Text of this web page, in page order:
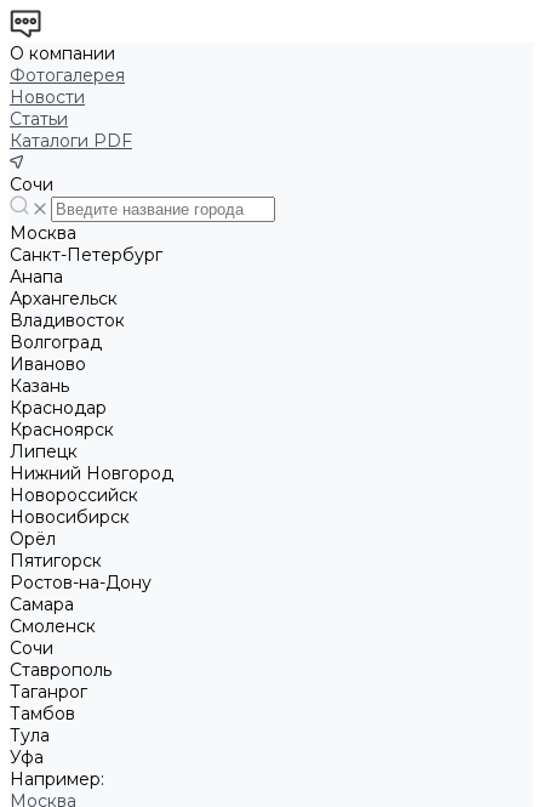
О компании
Фотогалерея
Новости
Статьи
Каталоги PDF
Сочи
Москва
Санкт-Петербург
Анапа
Архангельск
Владивосток
Волгоград
Иваново
Казань
Краснодар
Красноярск
Липецк
Нижний Новгород
Новороссийск
Новосибирск
Орёл
Пятигорск
Ростов-на-Дону
Самара
Смоленск
Сочи
Ставрополь
Таганрог
Тамбов
Тула
Уфа
Например:
Москва